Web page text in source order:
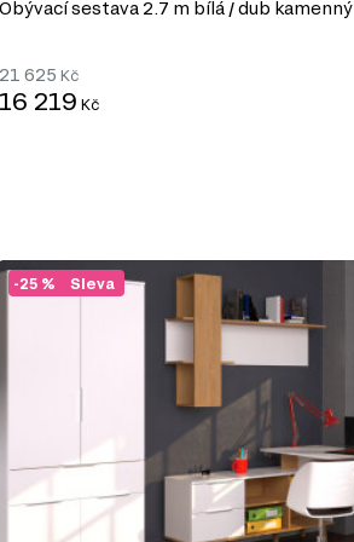
Obývací sestava 2.7 m bílá / dub kamenný
21 625 Kč
16 219 Kč
Sleva
-25 %